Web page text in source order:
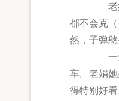
老娟不
都不会克
然，子弹
一天，
车。老娟
得特别好